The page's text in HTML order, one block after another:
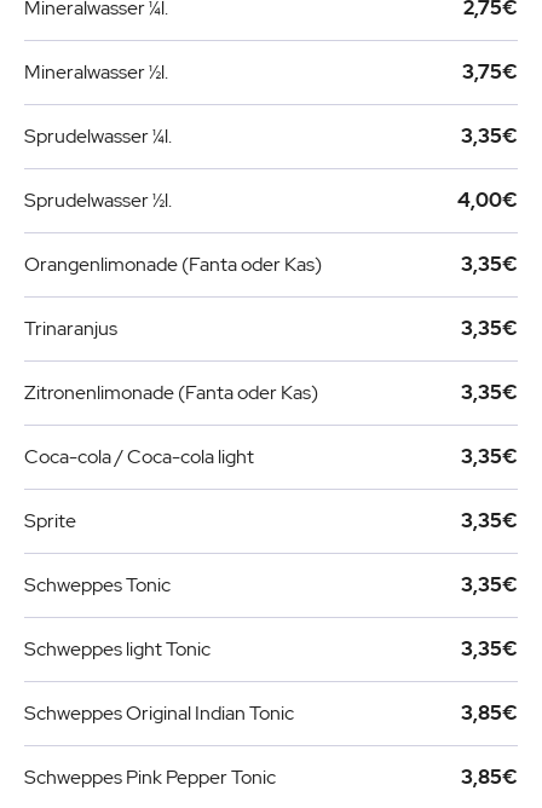
Mineralwasser ¼l. 2,75€
Mineralwasser ½l. 3,75€
Sprudelwasser ¼l. 3,35€
Sprudelwasser ½l. 4,00€
Orangenlimonade (Fanta oder Kas) 3,35€
Trinaranjus 3,35€
Zitronenlimonade (Fanta oder Kas) 3,35€
Coca-cola / Coca-cola light 3,35€
Sprite 3,35€
Schweppes Tonic 3,35€
Schweppes light Tonic 3,35€
Schweppes Original Indian Tonic 3,85€
Schweppes Pink Pepper Tonic 3,85€